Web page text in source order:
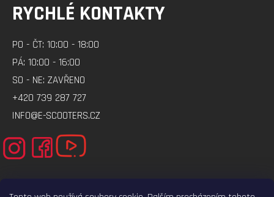
RYCHLÉ KONTAKTY
PO - ČT: 10:00 - 18:00
PÁ: 10:00 - 16:00
SO - NE: ZAVŘENO
+420 739 287 727
INFO@E-SCOOTERS.CZ